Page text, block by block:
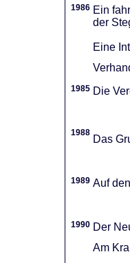
1986 Ein
der
Eine
1985 Die
1988
Das
1989 Auf
1990 Der
Am